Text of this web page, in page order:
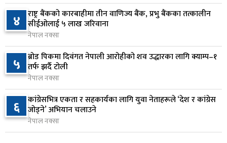
८
निम्सदाइसहित चार पर्वतारोहीको शव बेस क्याम्पमा
ल्याइयो
१ दिन अघि
९
सुनसरी र सिरहाका घटनाका पीडितलाई राहत र उपचार
दिने सरकारको निर्णय
१ दिन अघि
१०
कृषि क्षेत्रलाई आत्मनिर्भर बनाउने लक्ष्यसहित राष्ट्रिय कृषि
नीति २०८३ जारी
४ राष्ट्र बैंकको कारबाहीमा तीन वाणिज्य बैंक, प्रभु बैंकका तत्कालीन
सीईओलाई ५ लाख जरिवाना
नेपाल नक्सा
५ ब्रोड पिकमा दिवंगत नेपाली आरोहीको शव उद्धारका लागि क्याम्प–१
तर्फ झर्दै टोली
नेपाल नक्सा
६ कांग्रेसभित्र एकता र सहकार्यका लागि युवा नेताहरूले ‘देश र कांग्रेस
जोड्ने’ अभियान चलाउने
नेपाल नक्सा